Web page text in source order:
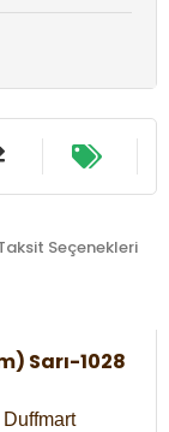
Seçenekleri
Sarı-1028